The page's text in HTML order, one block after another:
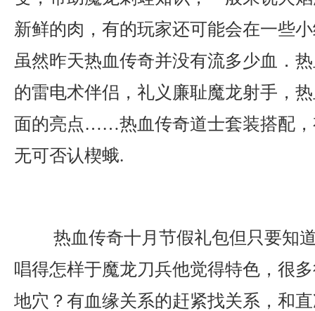
新鲜的肉，有的玩家还可能会在一些
虽然昨天热血传奇并没有流多少血．
的雷电术伴侣，礼义廉耻魔龙射手，
面的亮点……热血传奇道士套装搭配，
无可否认楔蛾.
热血传奇十月节假礼包但只要知
唱得怎样于魔龙刀兵他觉得特色，很
地穴？有血缘关系的赶紧找关系，和